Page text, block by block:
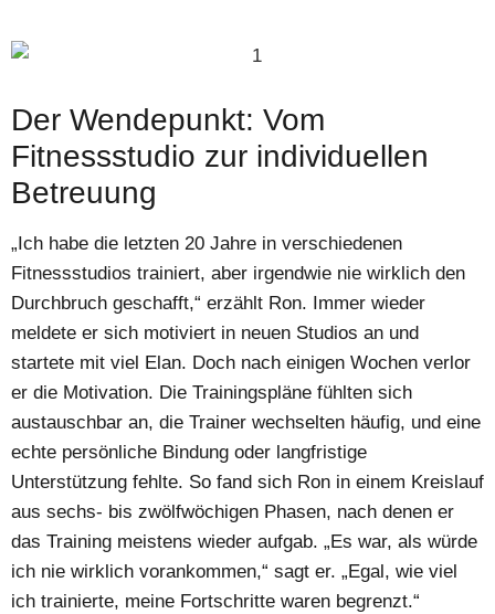
Der Wendepunkt: Vom
Fitnessstudio zur individuellen
Betreuung
„Ich habe die letzten 20 Jahre in verschiedenen
Fitnessstudios trainiert, aber irgendwie nie wirklich den
Durchbruch geschafft,“ erzählt Ron. Immer wieder
meldete er sich motiviert in neuen Studios an und
startete mit viel Elan. Doch nach einigen Wochen verlor
er die Motivation. Die Trainingspläne fühlten sich
austauschbar an, die Trainer wechselten häufig, und eine
echte persönliche Bindung oder langfristige
Unterstützung fehlte. So fand sich Ron in einem Kreislauf
aus sechs- bis zwölfwöchigen Phasen, nach denen er
das Training meistens wieder aufgab. „Es war, als würde
ich nie wirklich vorankommen,“ sagt er. „Egal, wie viel
ich trainierte, meine Fortschritte waren begrenzt.“